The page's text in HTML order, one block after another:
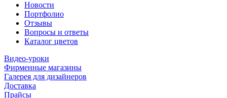
Новости
Портфолио
Отзывы
Вопросы и ответы
Каталог цветов
Видео-уроки
Фирменные магазины
Галерея для дизайнеров
Доставка
Прайсы